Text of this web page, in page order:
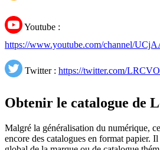
Youtube :
https://www.youtube.com/channel/
Twitter : https://twitter.com/
Obtenir le catalogue de
Malgré la généralisation du numérique,
encore des catalogues en format papier.